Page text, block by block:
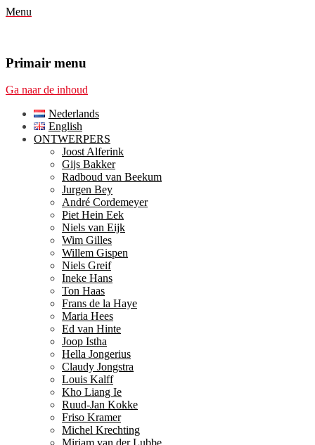
Menu
Primair menu
Ga naar de inhoud
Nederlands
English
ONTWERPERS
Joost Alferink
Gijs Bakker
Radboud van Beekum
Jurgen Bey
André Cordemeyer
Piet Hein Eek
Niels van Eijk
Wim Gilles
Willem Gispen
Niels Greif
Ineke Hans
Ton Haas
Frans de la Haye
Maria Hees
Ed van Hinte
Joop Istha
Hella Jongerius
Claudy Jongstra
Louis Kalff
Kho Liang Ie
Ruud-Jan Kokke
Friso Kramer
Michel Krechting